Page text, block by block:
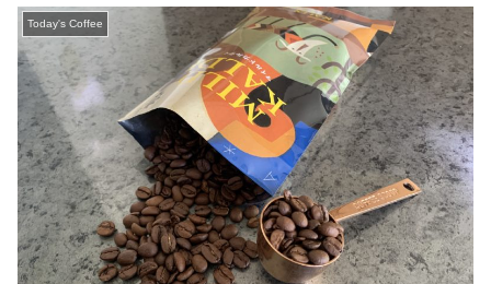
Today's Coffee